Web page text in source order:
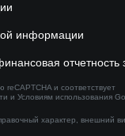
информации
отчетность
и соответствует
и Условиям использования
характер, внешний